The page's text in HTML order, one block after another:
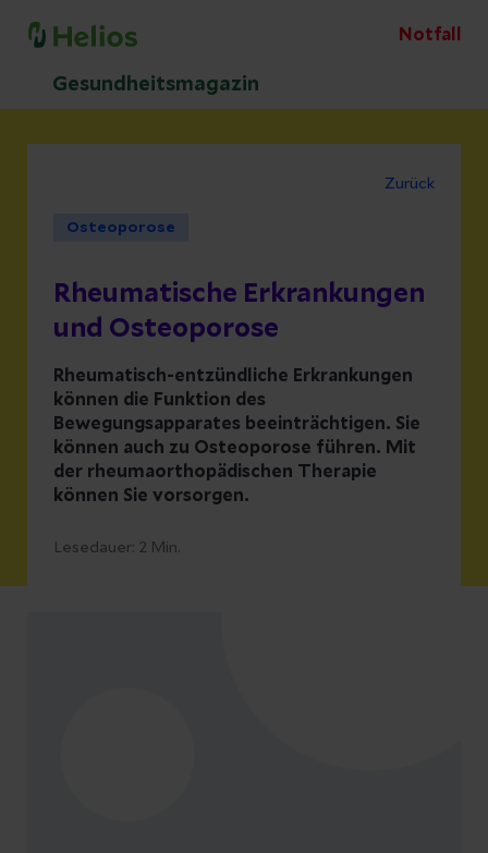
Notfall
Gesundheitsmagazin
Zurück
Osteoporose
Rheumatische Erkrankungen
und Osteoporose
Rheumatisch-entzündliche Erkrankungen
können die Funktion des
Bewegungsapparates beeinträchtigen. Sie
können auch zu Osteoporose führen. Mit
der rheumaorthopädischen Therapie
können Sie vorsorgen.
Lesedauer: 2 Min.